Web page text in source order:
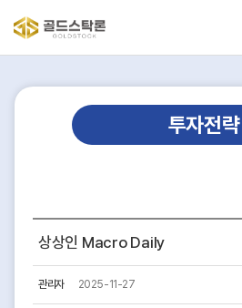
투자전략
상상인 Macro Daily
관리자 2025-11-27